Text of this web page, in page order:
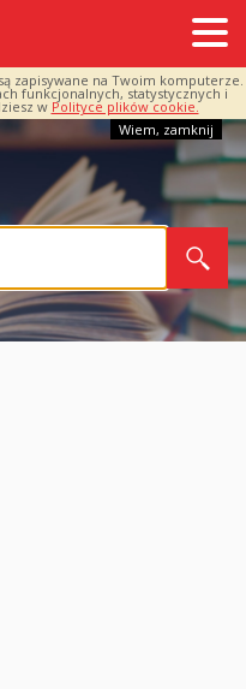
zapisywane na Twoim komputerze.
funkcjonalnych, statystycznych i
w Polityce plików cookie.
Wiem, zamknij